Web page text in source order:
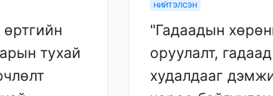
тухай
НИЙТЭЛСЭН
"Гадаадын
оруулалт, гадаад
худалдааг